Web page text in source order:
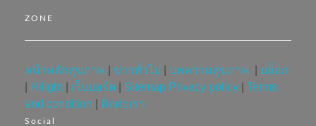
ZONE
หน้าหลักสุขภาพ ข่าวทั่วไป บทความสุขภาพ
บล็อก
Hilight เว็บบอร์ด Sitemap Privacy policy
Terms
and condition
ติดต่อเรา
Social